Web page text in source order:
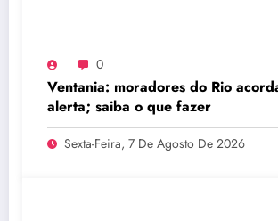
0
Ventania: moradores do Rio
alerta; saiba o que fazer
Sexta-Feira, 7 De Agosto De 2026